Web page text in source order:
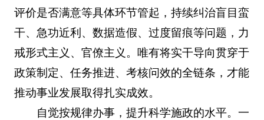
评价是否满意等具体环节管起，持续纠治盲目蛮
干、急功近利、数据造假、过度留痕等问题，力
戒形式主义、官僚主义。唯有将实干导向贯穿于
政策制定、任务推进、考核问效的全链条，才能
推动事业发展取得扎实成效。
自觉按规律办事，提升科学施政的水平。一